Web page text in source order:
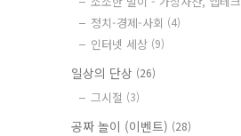
정치-경제-사회 (4)
인터넷 세상 (9)
일상의 단상 (26)
그시절 (3)
공짜 놀이 (이벤트) (28)